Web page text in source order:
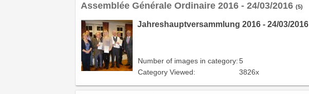
Assemblée Générale Ordinaire 2016 - 24/03/2016 (5)
Jahreshauptversammlung 2016 - 24/03/2016
Number of images in category:5
Category Viewed:
3826x